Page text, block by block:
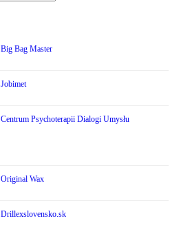
Big Bag Master
Jobimet
Centrum Psychoterapii Dialogi Umysłu
Original Wax
Drillexslovensko.sk